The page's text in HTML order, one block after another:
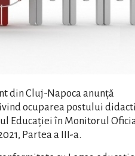
din Cluj-Napoca anunță
ocuparea postului
Educației în Monitorul
Partea a III-a.